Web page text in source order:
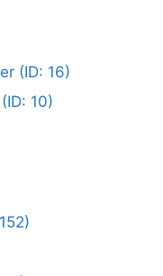
(ID: 16)
10)